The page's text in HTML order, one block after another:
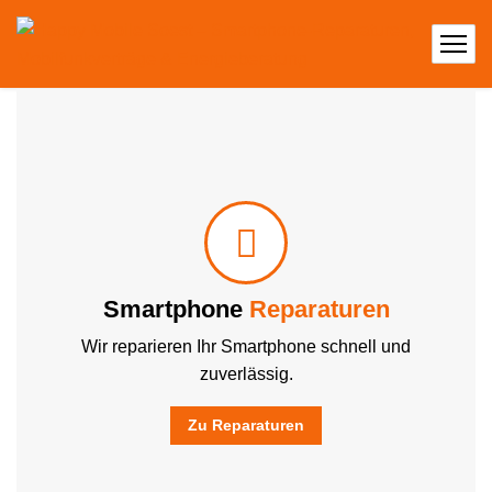
Smartphone Reparaturen
Wir reparieren Ihr Smartphone schnell und
zuverlässig.
Zu Reparaturen